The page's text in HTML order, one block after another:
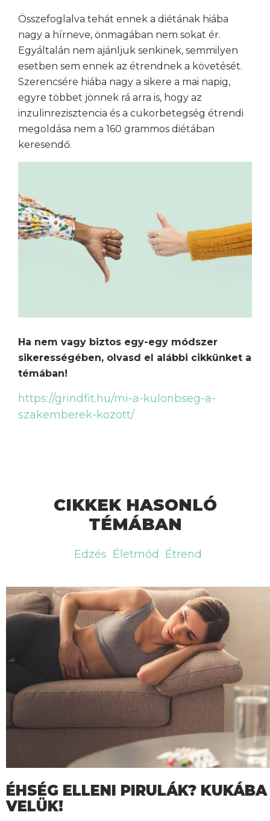
Összefoglalva tehát ennek a diétának hiába
nagy a hírneve, önmagában nem sokat ér.
Egyáltalán nem ajánljuk senkinek, semmilyen
esetben sem ennek az étrendnek a követését.
Szerencsére hiába nagy a sikere a mai napig,
egyre többet jönnek rá arra is, hogy az
inzulinrezisztencia és a cukorbetegség étrendi
megoldása nem a 160 grammos diétában
keresendő.
Ha nem vagy biztos egy-egy módszer
sikerességében, olvasd el alábbi cikkünket a
témában!
https://grindfit.hu/mi-a-kulonbseg-a-
szakemberek-kozott/
CIKKEK HASONLÓ
TÉMÁBAN
Edzés Életmód Étrend
ÉHSÉG ELLENI PIRULÁK? KUKÁBA
VELÜK!